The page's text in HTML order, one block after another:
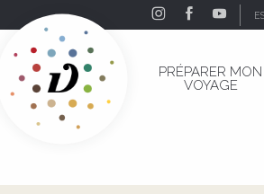
PRÉPARER MON
VOYAGE